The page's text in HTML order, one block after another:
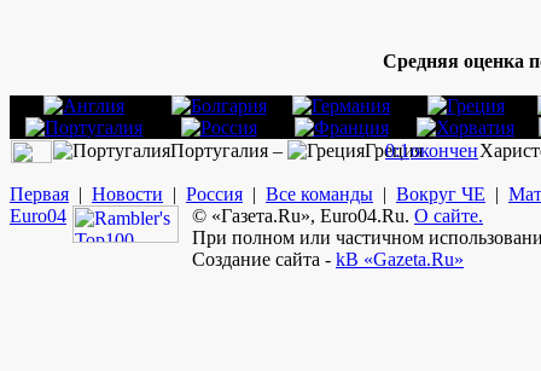
Средняя оценка
Португалия – Греция
0:1окончен
Первая | Новости | Россия | Все команды | Вокруг ЧЕ |
Euro04 © «Газета.Ru», Euro04.Ru. О сайте.
При полном или частичном
Создание сайта - kB «Gazeta.Ru»